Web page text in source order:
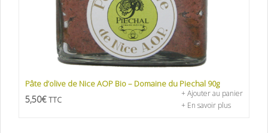
Pâte d’olive de Nice AOP Bio – Domaine du Piechal 90g
5,50€ TTC
+ Ajouter au panier
+ En savoir plus